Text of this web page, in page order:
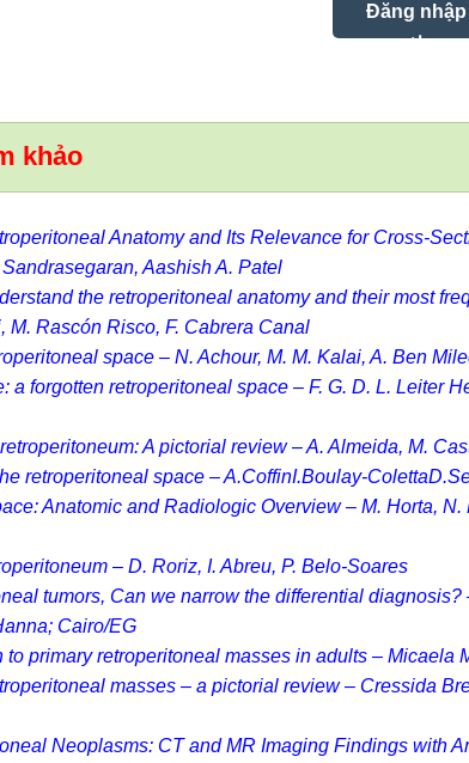
khảo
Anatomy and Its Relevance for Cross-
Aashish A. Patel
the retroperitoneal anatomy and their most
M. Rascón Risco, F. Cabrera Canal
space – N. Achour, M. M. Kalai, A. Ben
a forgotten retroperitoneal space – F. G. D. L. Leiter
A pictorial review – A. Almeida, M.
retroperitoneal space – A.CoffinI.Boulay-
Anatomic and Radiologic Overview – M. Horta, N.
– D. Roriz, I. Abreu, P. Belo-Soares
tumors, Can we narrow the differential diagnosis?
Cairo/EG
to primary retroperitoneal masses in adults – Micaela
masses – a pictorial review – Cressida
Neoplasms: CT and MR Imaging Findings with